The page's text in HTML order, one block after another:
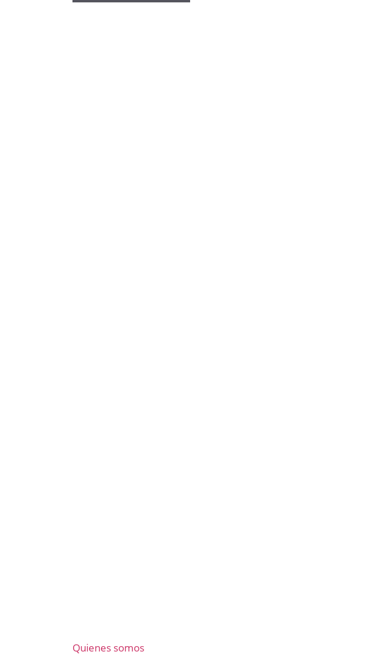
Quienes somos